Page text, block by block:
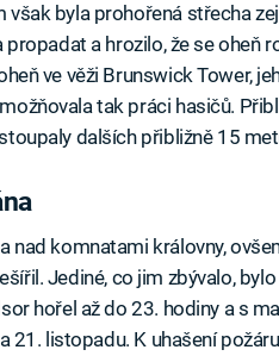
byla prohořená střecha
a hrozilo, že se oheň
ve věži Brunswick Tower,
tak práci hasičů.
dalších přibližně 15
nad komnatami královny,
Jediné, co jim zbývalo,
hořel až do 23. hodiny a s
21. listopadu. K uhašení